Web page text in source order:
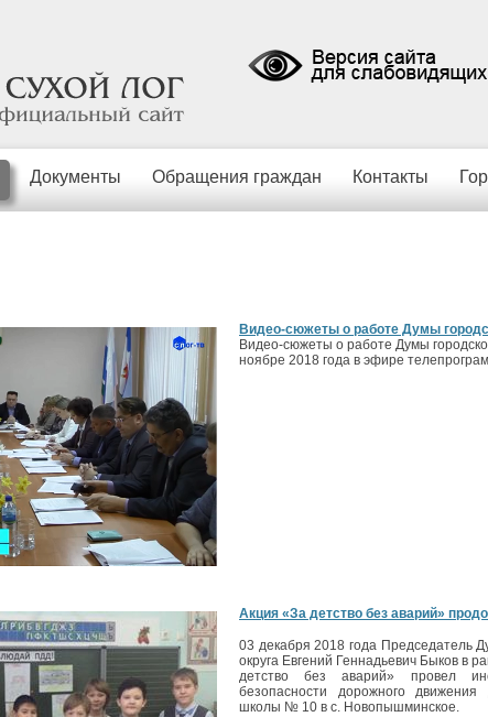
Документы Обращения граждан Контакты
Видео-сюжеты о работе Думы
Видео-сюжеты о работе Думы
ноябре 2018 года в эфире
Акция «За детство без аварий»
03 декабря 2018 года Председатель
округа Евгений Геннадьевич Быков в
детство без аварий» провел
безопасности дорожного движения
школы № 10 в с. Новопышминское.